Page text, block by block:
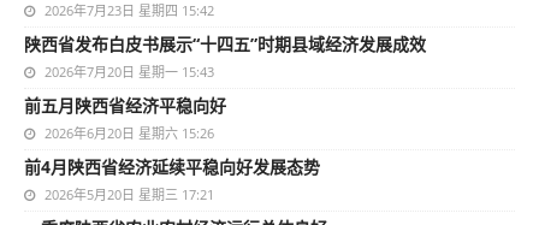
2026年7月23日 星期四 15:42
陕西省发布白皮书展示“十四五”时期县域经济发展成效
2026年7月20日 星期一 15:43
前五月陕西省经济平稳向好
2026年6月20日 星期六 15:26
前4月陕西省经济延续平稳向好发展态势
2026年5月20日 星期三 17:21